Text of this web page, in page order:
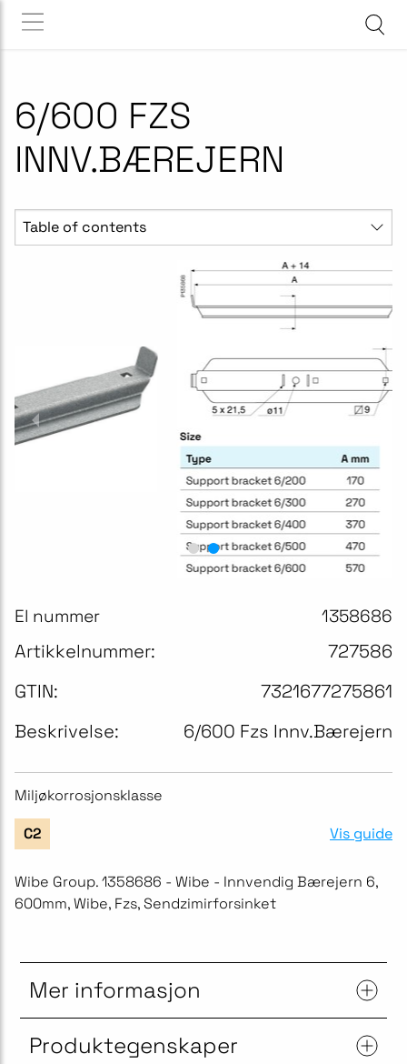
6/600 FZS
INNV.BÆREJERN
Table of contents
El nummer 1358686
Artikkelnummer:
727586
GTIN:
7321677275861
Beskrivelse:
6/600 Fzs Innv.Bærejern
Miljøkorrosjonsklasse
C2 Vis guide
Wibe Group. 1358686 - Wibe - Innvendig Bærejern 6,
600mm, Wibe, Fzs, Sendzimirforsinket
Mer informasjon
Produktegenskaper